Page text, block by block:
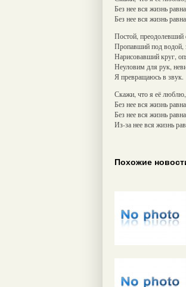
Без нее вся жизнь
Без нее вся жизнь
Постой, преодолевший
Пропавший под водой,
Нарисовавший круг,
Неуловим для рук,
Я превращаюсь в звук.
Скажи, что я её люблю,
Без нее вся жизнь
Без нее вся жизнь
Из-за нее вся жизнь
Похожие